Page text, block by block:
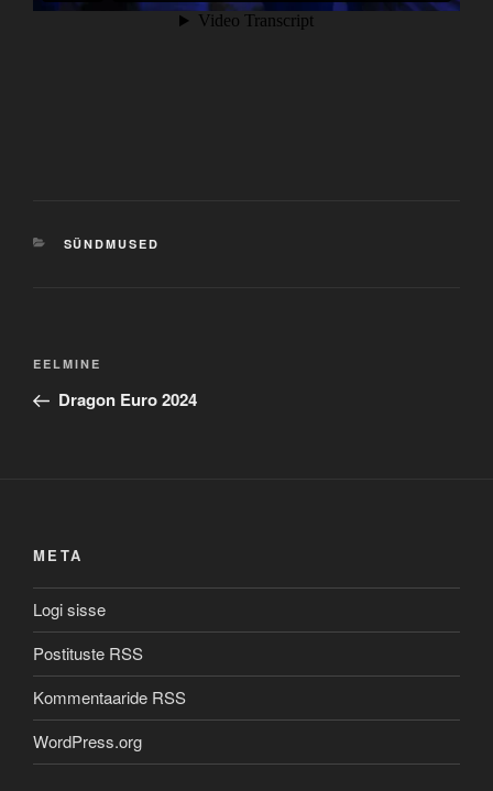
CATEGORIES
SÜNDMUSED
Navigeerimine
Previous
Post
EELMINE
Dragon Euro 2024
META
Logi sisse
Postituste RSS
Kommentaaride RSS
WordPress.org